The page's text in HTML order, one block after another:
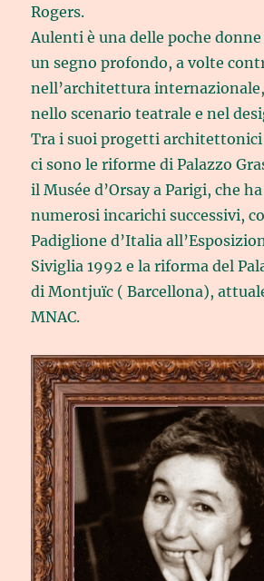
Rogers.
Aulenti è una delle poche
un segno profondo, a volte
nell’architettura
nello scenario teatrale e nel
Tra i suoi progetti
ci sono le riforme di Palazzo
il Musée d’Orsay a Parigi, che
numerosi incarichi successivi,
Padiglione d’Italia
Siviglia 1992 e la riforma del
di Montjuïc ( Barcellona),
MNAC.